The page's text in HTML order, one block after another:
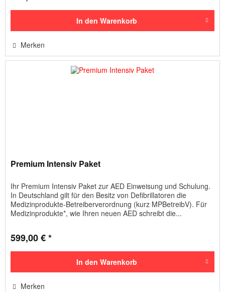
In den Warenkorb
Merken
Premium Intensiv Paket
Ihr Premium Intensiv Paket zur AED Einweisung und Schulung.
In Deutschland gilt für den Besitz von Defibrillatoren die
Medizinprodukte-Betreiberverordnung (kurz MPBetreibV). Für
Medizinprodukte*, wie Ihren neuen AED schreibt die...
599,00 € *
In den Warenkorb
Merken